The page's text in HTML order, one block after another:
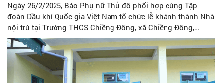
Ngày 26/2/2025, Báo Phụ nữ Thủ đô phối hợp cùng Tập
đoàn Dầu khí Quốc gia Việt Nam tổ chức lễ khánh thành Nhà
nội trú tại Trường THCS Chiềng Đông, xã Chiềng Đông,
huyện Tuần Giáo, tỉnh Điện Biên. Công trình ý nghĩa này
được thực hiện nhằm thiết thực kỷ niệm 95 năm Ngày thành
lập Đảng bộ Thành phố Hà Nội (17/3/1930 - 17/3/2025), đồng
thời hưởng ứng đợt thi đua đặc biệt chào mừng Đại hội